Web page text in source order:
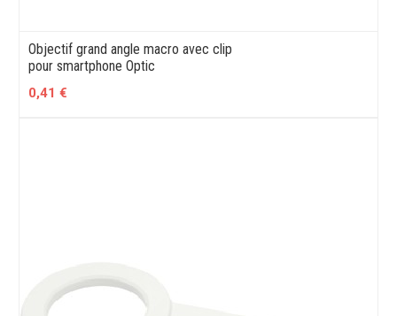
Objectif grand angle macro avec clip
pour smartphone Optic
0,41 €